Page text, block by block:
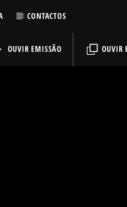
CONTACTOS
OUVIR
OUVIR EMISSÃO